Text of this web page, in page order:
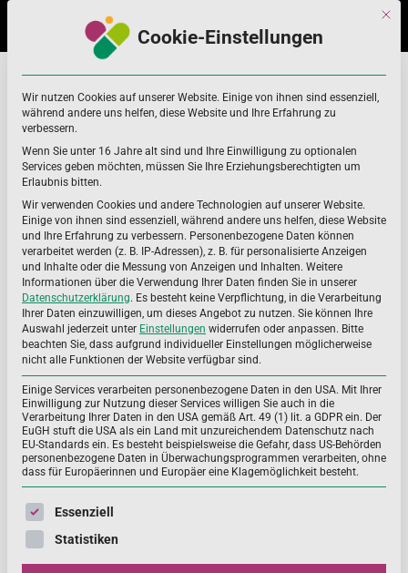
navigation
content
Home Anwendergruppen Berufstätige
Diese Vitamine und Mineralstoffe braucht unser
Energiestoffwechsel
100 Prozent Arbeit und 100 Prozent Familie –sind schon
200 Prozent. Plus Freizeit, Haushalt und vieles mehr.
Woher nimmt unser Körper die Energie, um
Mit
Cookie-Einstellungen
Wir nutzen Cookies auf unserer Website. Einige von ihnen sind essenziell,
während andere uns helfen, diese Website und Ihre Erfahrung zu
verbessern.
Wenn Sie unter 16 Jahre alt sind und Ihre Einwilligung zu optionalen
Services geben möchten, müssen Sie Ihre Erziehungsberechtigten um
Erlaubnis bitten.
Wir verwenden Cookies und andere Technologien auf unserer Website.
Einige von ihnen sind essenziell, während andere uns helfen, diese Website
und Ihre Erfahrung zu verbessern. Personenbezogene Daten können
verarbeitet werden (z. B. IP-Adressen), z. B. für personalisierte Anzeigen
und Inhalte oder die Messung von Anzeigen und Inhalten. Weitere
Informationen über die Verwendung Ihrer Daten finden Sie in unserer
Datenschutzerklärung. Es besteht keine Verpflichtung, in die Verarbeitung
Ihrer Daten einzuwilligen, um dieses Angebot zu nutzen. Sie können Ihre
Auswahl jederzeit unter Einstellungen widerrufen oder anpassen. Bitte
beachten Sie, dass aufgrund individueller Einstellungen möglicherweise
nicht alle Funktionen der Website verfügbar sind.
Einige Services verarbeiten personenbezogene Daten in den USA. Mit Ihrer
Einwilligung zur Nutzung dieser Services willigen Sie auch in die
Verarbeitung Ihrer Daten in den USA gemäß Art. 49 (1) lit. a GDPR ein. Der
EuGH stuft die USA als ein Land mit unzureichendem Datenschutz nach
EU-Standards ein. Es besteht beispielsweise die Gefahr, dass US-Behörden
personenbezogene Daten in Überwachungsprogrammen verarbeiten, ohne
dass für Europäerinnen und Europäer eine Klagemöglichkeit besteht.
Es folgt eine Liste der Service-Gruppen, für die eine
Essenziell
Statistiken